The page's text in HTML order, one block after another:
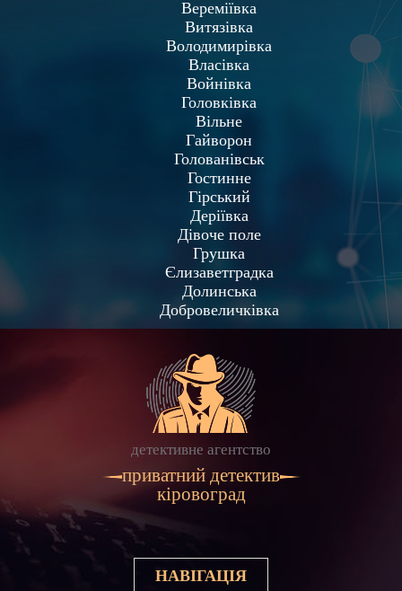
Вереміївка
Витязівка
Володимирівка
Власівка
Войнівка
Головківка
Вільне
Гайворон
Голованівськ
Гостинне
Гірський
Деріївка
Дівоче поле
Грушка
Єлизаветградка
Долинська
Добровеличківка
детективне агентство
приватний детектив
кіровоград
НАВІГАЦІЯ